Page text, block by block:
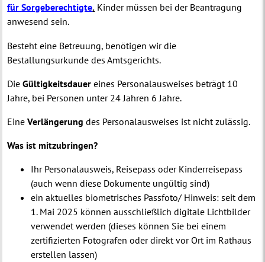
für Sorgeberechtigte. Kinder müssen bei der Beantragung
anwesend sein.
Besteht eine Betreuung, benötigen wir die
Bestallungsurkunde des Amtsgerichts.
DieGültigkeitsdauer eines Personalausweises beträgt 10
Jahre, bei Personen unter 24 Jahren 6 Jahre.
EineVerlängerung des Personalausweises ist nicht zulässig.
Was ist mitzubringen?
Ihr Personalausweis, Reisepass oder Kinderreisepass
(auch wenn diese Dokumente ungültig sind)
ein aktuelles biometrisches Passfoto/ Hinweis: seit dem
1. Mai 2025 können ausschließlich digitale Lichtbilder
verwendet werden (dieses können Sie bei einem
zertifizierten Fotografen oder direkt vor Ort im Rathaus
erstellen lassen)